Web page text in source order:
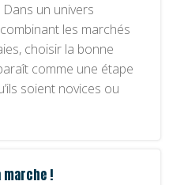
un univers
les marchés
choisir la bonne
comme une étape
soient novices ou
marche !